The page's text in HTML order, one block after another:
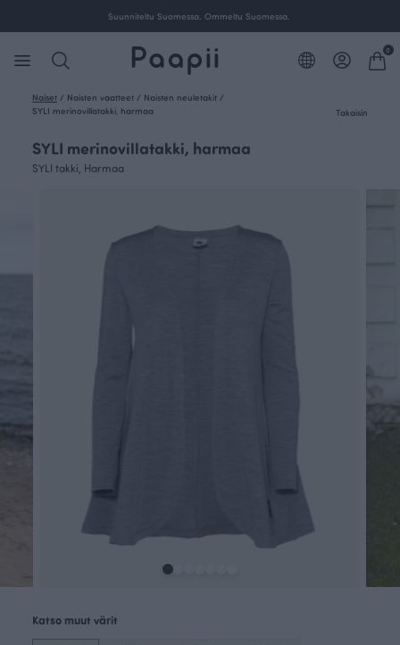
Suunniteltu Suomessa. Ommeltu Suomessa.
0
Naiset / Naisten vaatteet / Naisten neuletakit /
SYLI merinovillatakki, harmaa
Takaisin
SYLI merinovillatakki, harmaa
SYLI takki, Harmaa
Katso muut värit